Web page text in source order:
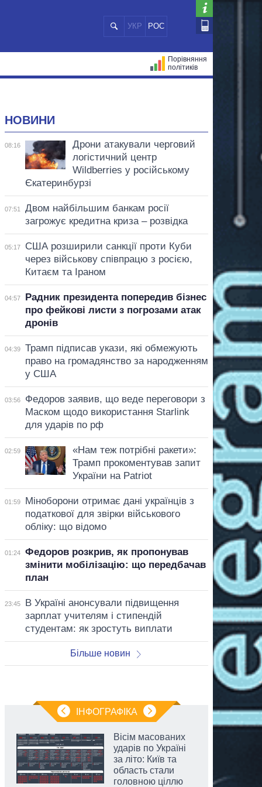
УКР РОС
Порівняння
політиків
НОВИНИ
08:16
Дрони атакували черговий
логістичний центр
Wildberries у російському
Єкатеринбурзі
07:51
Двом найбільшим банкам росії
загрожує кредитна криза – розвідка
05:17
США розширили санкції проти Куби
через військову співпрацю з росією,
Китаєм та Іраном
04:57
Радник президента попередив бізнес
про фейкові листи з погрозами атак
дронів
04:39
Трамп підписав укази, які обмежують
право на громадянство за народженням
у США
03:56
Федоров заявив, що веде переговори з
Маском щодо використання Starlink
для ударів по рф
02:59
«Нам теж потрібні ракети»:
Трамп прокоментував запит
України на Patriot
01:59
Міноборони отримає дані українців з
податкової для звірки військового
обліку: що відомо
01:24
Федоров розкрив, як пропонував
змінити мобілізацію: що передбачав
план
23:45
В Україні анонсували підвищення
зарплат учителям і стипендій
студентам: як зростуть виплати
Більше новин
ІНФОГРАФІКА
Вісім масованих
ударів по Україні
за літо: Київ та
область стали
головною ціллю